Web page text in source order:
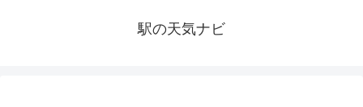
駅の天気ナビ